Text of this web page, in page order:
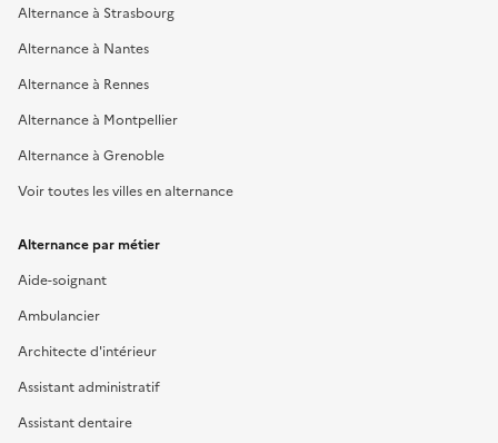
Alternance à Strasbourg
Alternance à Nantes
Alternance à Rennes
Alternance à Montpellier
Alternance à Grenoble
Voir toutes les villes en alternance
Alternance par métier
Aide-soignant
Ambulancier
Architecte d'intérieur
Assistant administratif
Assistant dentaire